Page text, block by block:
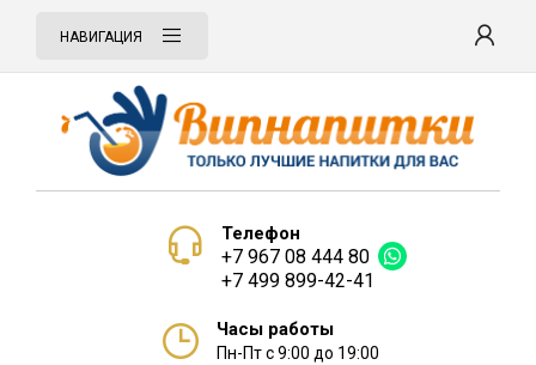
НАВИГАЦИЯ
Телефон
+7 967 08 444 80
+7 499 899-42-41
Часы работы
Пн-Пт с 9:00 до 19:00